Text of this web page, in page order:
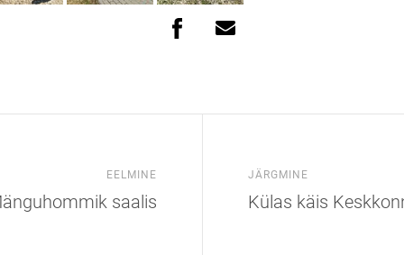
EELMINE
saalis
JÄRGMINE
Külas käis